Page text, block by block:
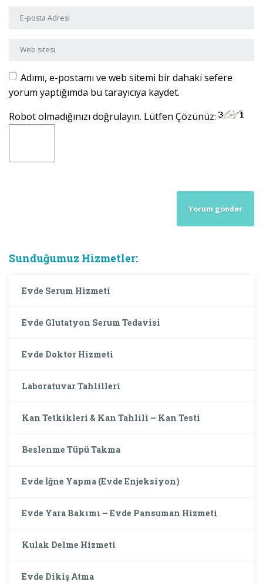
E-posta Adresi
Web sitesi
Adımı, e-postamı ve web sitemi bir dahaki sefere
yorum yaptığımda bu tarayıcıya kaydet.
Robot olmadığınızı doğrulayın. Lütfen Çözünüz:
Sunduğumuz Hizmetler:
Evde Serum Hizmeti
Evde Glutatyon Serum Tedavisi
Evde Doktor Hizmeti
Laboratuvar Tahlilleri
Kan Tetkikleri & Kan Tahlili – Kan Testi
Beslenme Tüpü Takma
Evde İğne Yapma (Evde Enjeksiyon)
Evde Yara Bakımı – Evde Pansuman Hizmeti
Kulak Delme Hizmeti
Evde Dikiş Atma